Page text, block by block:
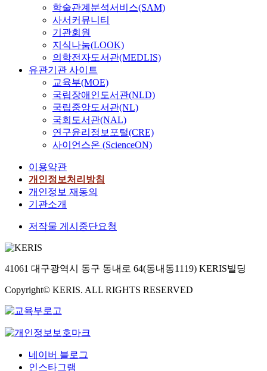
학술관계분석서비스(SAM)
사서커뮤니티
기관회원
지식나눔(LOOK)
의학전자도서관(MEDLIS)
유관기관 사이트
교육부(MOE)
국립장애인도서관(NLD)
국립중앙도서관(NL)
국회도서관(NAL)
연구윤리정보포털(CRE)
사이언스온 (ScienceON)
이용약관
개인정보처리방침
개인정보 재동의
기관소개
저작물 게시중단요청
41061 대구광역시 동구 동내로 64(동내동1119) KERIS빌딩
Copyright© KERIS. ALL RIGHTS RESERVED
네이버 블로그
인스타그램